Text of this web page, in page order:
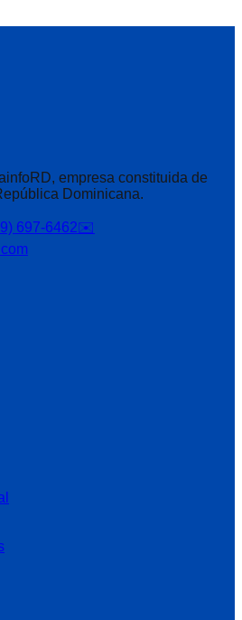
empresa constituida de
Dominicana.
697-6462✉️